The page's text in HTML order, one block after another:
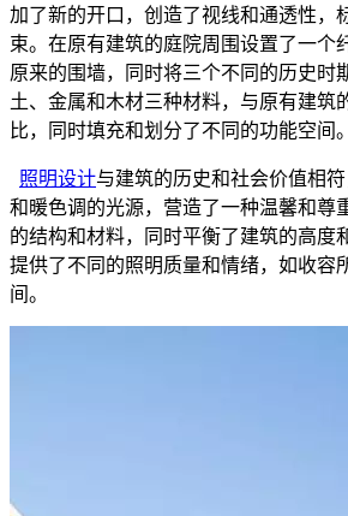
加了新的开口，创造了视线和通透性，
束。在原有建筑的庭院周围设置了一个
原来的围墙，同时将三个不同的历史时
土、金属和木材三种材料，与原有建筑
比，同时填充和划分了不同的功能空间。
照明设计与建筑的历史和社会价值相
和暖色调的光源，营造了一种温馨和尊
的结构和材料，同时平衡了建筑的高度
提供了不同的照明质量和情绪，如收容
间。